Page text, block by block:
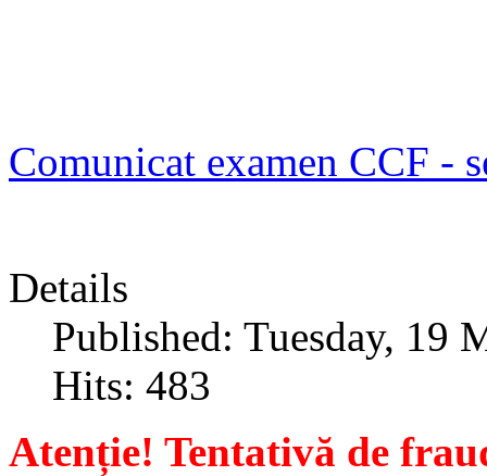
Comunicat examen CCF -
Details
Published: Tuesday, 19
Hits: 483
Atenție! Tentativă de